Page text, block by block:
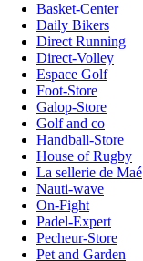
Basket-Center
Daily Bikers
Direct Running
Direct-Volley
Espace Golf
Foot-Store
Galop-Store
Golf and co
Handball-Store
House of Rugby
La sellerie de Maé
Nauti-wave
On-Fight
Padel-Expert
Pecheur-Store
Pet and Garden